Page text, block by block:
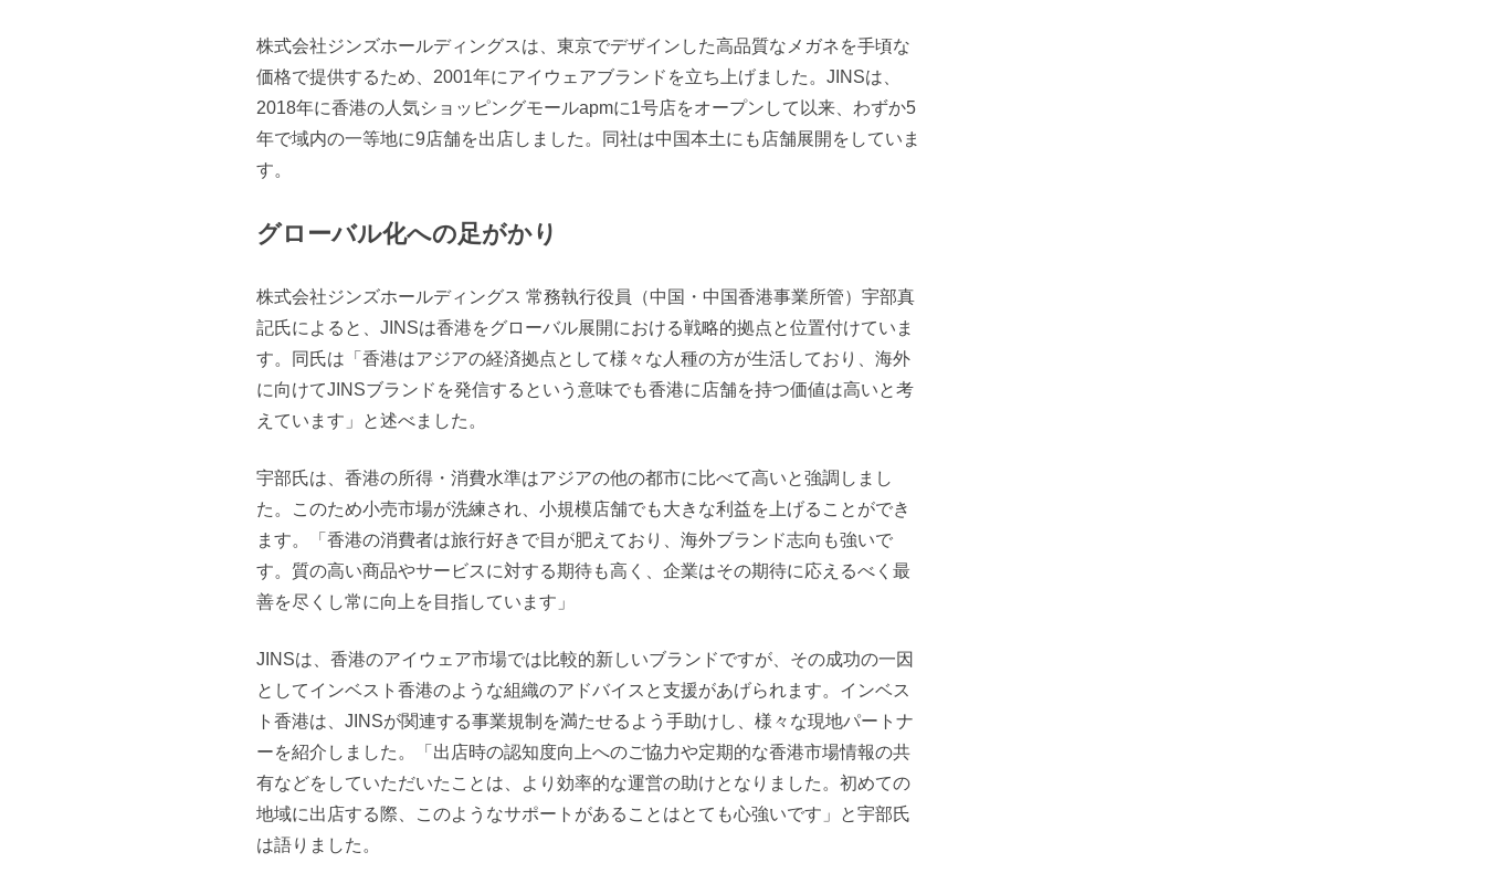
株式会社ジンズホールディングスは、東京でデザインした高品質なメガネを手頃な
価格で提供するため、2001年にアイウェアブランドを立ち上げました。JINSは、
2018年に香港の人気ショッピングモールapmに1号店をオープンして以来、わずか5
年で域内の一等地に9店舗を出店しました。同社は中国本土にも店舗展開をしていま
す。
グローバル化への足がかり
株式会社ジンズホールディングス 常務執行役員（中国・中国香港事業所管）宇部真
記氏によると、JINSは香港をグローバル展開における戦略的拠点と位置付けていま
す。同氏は「香港はアジアの経済拠点として様々な人種の方が生活しており、海外
に向けてJINSブランドを発信するという意味でも香港に店舗を持つ価値は高いと考
えています」と述べました。
宇部氏は、香港の所得・消費水準はアジアの他の都市に比べて高いと強調しまし
た。このため小売市場が洗練され、小規模店舗でも大きな利益を上げることができ
ます。「香港の消費者は旅行好きで目が肥えており、海外ブランド志向も強いで
す。質の高い商品やサービスに対する期待も高く、企業はその期待に応えるべく最
善を尽くし常に向上を目指しています」
JINSは、香港のアイウェア市場では比較的新しいブランドですが、その成功の一因
としてインベスト香港のような組織のアドバイスと支援があげられます。インベス
ト香港は、JINSが関連する事業規制を満たせるよう手助けし、様々な現地パートナ
ーを紹介しました。「出店時の認知度向上へのご協力や定期的な香港市場情報の共
有などをしていただいたことは、より効率的な運営の助けとなりました。初めての
地域に出店する際、このようなサポートがあることはとても心強いです」と宇部氏
は語りました。